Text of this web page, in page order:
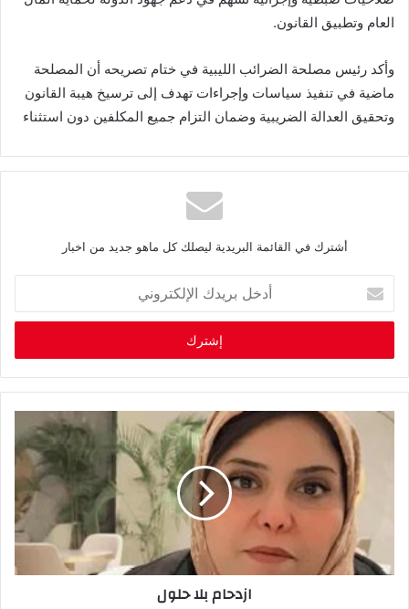
العام وتطبيق القانون.
وأكد رئيس مصلحة الضرائب الليبية في ختام تصريحه أن المصلحة
ماضية في تنفيذ سياسات وإجراءات تهدف إلى ترسيخ هيبة القانون
وتحقيق العدالة الضريبية وضمان التزام جميع المكلفين دون استثناء
أشترك في القائمة البريدية ليصلك كل ماهو جديد من اخبار
خ
ب
ر
د
ر
ازدحام بلا حلول